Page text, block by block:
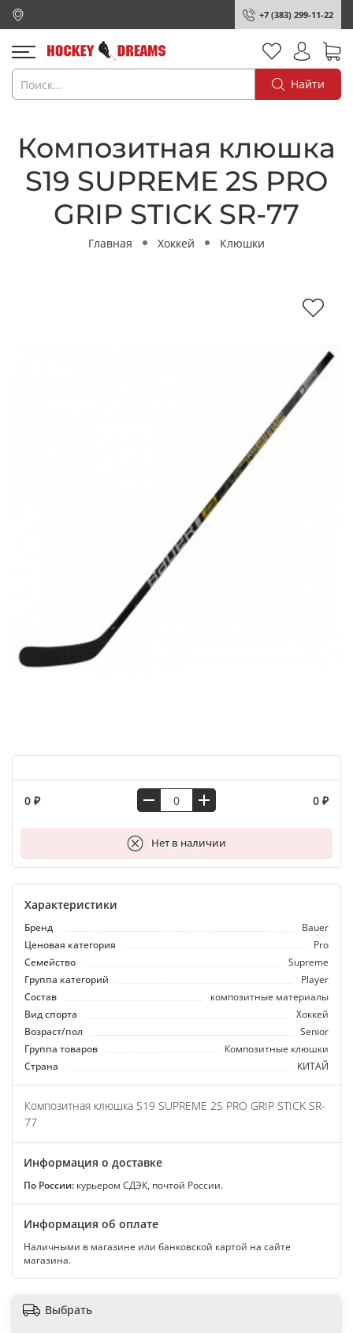
+7 (383) 299-11-22
Найти
Композитная клюшка
S19 SUPREME 2S PRO
GRIP STICK SR-77
Главная Хоккей Клюшки
0 ₽ 0 ₽
Нет в наличии
В корзину
Характеристики
Бренд
Bauer
Ценовая категория
Pro
Семейство
Supreme
Группа категорий
Player
Состав
композитные материалы
Вид спорта
Хоккей
Возраст/пол
Senior
Группа товаров
Композитные клюшки
Страна
КИТАЙ
Композитная клюшка S19 SUPREME 2S PRO GRIP STICK SR-
77
Информация о доставке
По России: курьером СДЭК, почтой России.
Информация об оплате
Наличными в магазине или банковской картой на сайте
магазина.
Выбрать